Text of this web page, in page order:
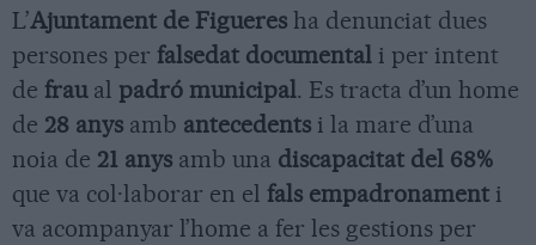
L’Ajuntament de Figueres ha denunciat dues
persones per falsedat documental i per intent
de fraual padró municipal. Es tracta d’un home
de 28 anys amb antecedents i la mare d’una
noia de 21 anys amb una discapacitat del 68%
que va col·laborar en el fals empadronament i
va acompanyar l’home a fer les gestions per